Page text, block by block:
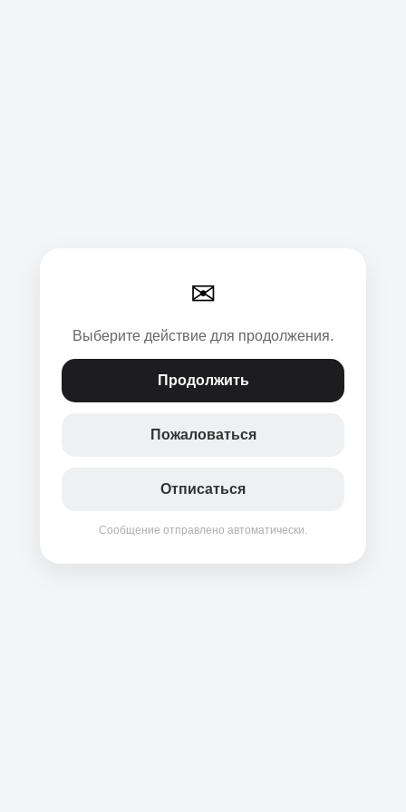
✉
Выберите действие для продолжения.
Продолжить
Пожаловаться
Отписаться
Сообщение отправлено автоматически.